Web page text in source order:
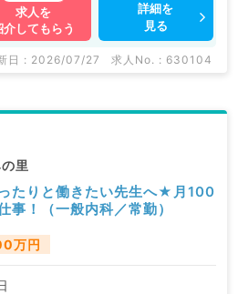
求人を
介してもらう
詳細を
見る
日 : 2026/07/27 求人No. : 630104
里
ったりと働きたい先生へ★月100
！（一般内科／常勤）
万円